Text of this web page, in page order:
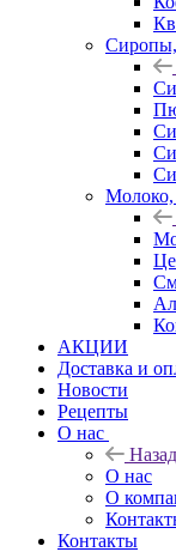
Молоко,
АКЦИИ
Доставка и
Новости
Рецепты
О нас
Назад
О нас
О
Контакты